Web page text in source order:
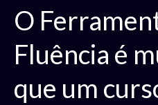
O
Fluência é
que um